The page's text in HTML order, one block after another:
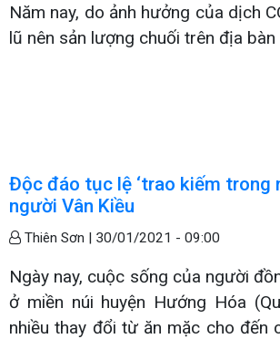
Năm nay, do ảnh hưởng của dịch
lũ nên sản lượng chuối trên địa bàn
Độc đáo tục lệ ‘trao kiếm trong
người Vân Kiều
Thiên Sơn | 30/01/2021 - 09:00
Ngày nay, cuộc sống của người
ở miền núi huyện Hướng Hóa
nhiều thay đổi từ ăn mặc cho đến